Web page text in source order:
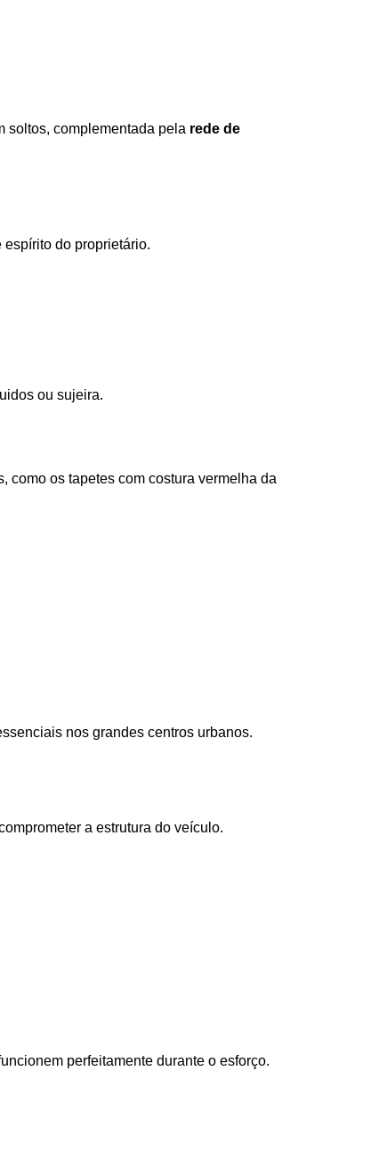
soltos, complementada pela rede de
espírito do proprietário.
ou sujeira.
como os tapetes com costura vermelha da
nos grandes centros urbanos.
a estrutura do veículo.
perfeitamente durante o esforço.